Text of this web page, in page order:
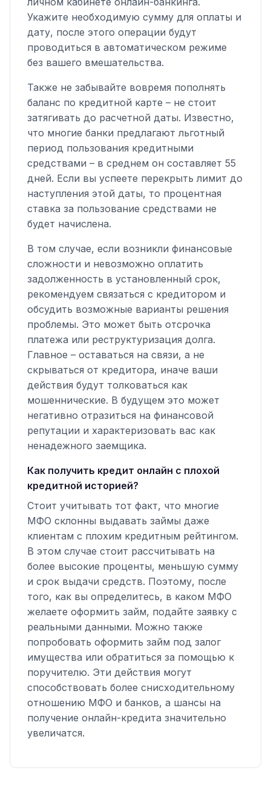
Укажите необходимую сумму для оплаты и
дату, после этого операции будут
проводиться в автоматическом режиме
без вашего вмешательства.
Также не забывайте вовремя пополнять
баланс по кредитной карте – не стоит
затягивать до расчетной даты. Известно,
что многие банки предлагают льготный
период пользования кредитными
средствами – в среднем он составляет 55
дней. Если вы успеете перекрыть лимит до
наступления этой даты, то процентная
ставка за пользование средствами не
будет начислена.
В том случае, если возникли финансовые
сложности и невозможно оплатить
задолженность в установленный срок,
рекомендуем связаться с кредитором и
обсудить возможные варианты решения
проблемы. Это может быть отсрочка
платежа или реструктуризация долга.
Главное – оставаться на связи, а не
скрываться от кредитора, иначе ваши
действия будут толковаться как
мошеннические. В будущем это может
негативно отразиться на финансовой
репутации и характеризовать вас как
ненадежного заемщика.
Как получить кредит онлайн с плохой
кредитной историей?
Стоит учитывать тот факт, что многие
МФО склонны выдавать займы даже
клиентам с плохим кредитным рейтингом.
В этом случае стоит рассчитывать на
более высокие проценты, меньшую сумму
и срок выдачи средств. Поэтому, после
того, как вы определитесь, в каком МФО
желаете оформить займ, подайте заявку с
реальными данными. Можно также
попробовать оформить займ под залог
имущества или обратиться за помощью к
поручителю. Эти действия могут
способствовать более снисходительному
отношению МФО и банков, а шансы на
получение онлайн-кредита значительно
увеличатся.